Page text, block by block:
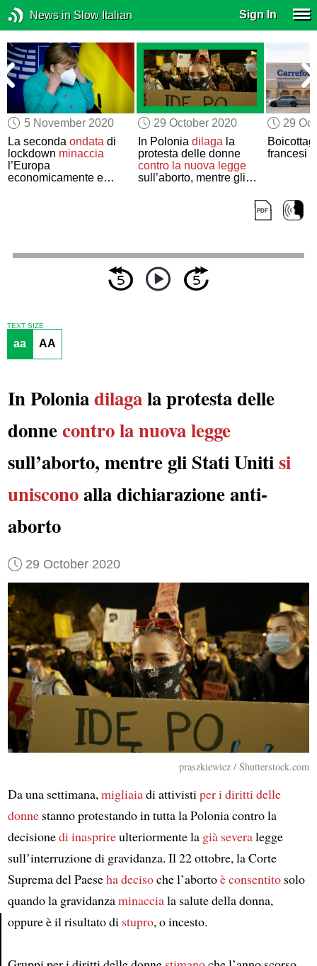
News in Slow Italian Sign In
5 November 2020
La secondaondata di
lockdown minaccia
l’Europa
economicamente e
29 October 2020
In Polonia dilagala
protesta delle donne
contro la nuova legge
sull’aborto, mentre gli
29
francesi
TEXT SIZE
aa AA
In Poloniadilagala protesta delle
donnecontro la nuova legge
sull’aborto, mentre gli Stati Unitisi
unisconoalla dichiarazione anti-
aborto
29 October 2020
praszkiewicz / Shutterstock.com
Da una settimana, migliaiadi attivisti per i diritti delle
donnestanno protestando in tutta la Polonia contro la
decisionedi inasprireulteriormente la già severalegge
sull’interruzione di gravidanza. Il 22 ottobre, la Corte
Suprema del Paeseha decisoche l’abortoè consentitosolo
quando la gravidanzaminacciala salute della donna,
oppure è il risultato di stupro, o incesto.